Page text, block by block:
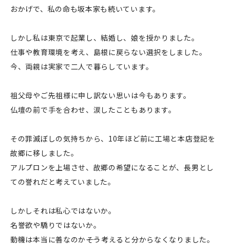
おかげで、私の命も坂本家も続いています。
しかし私は東京で起業し、結婚し、娘を授かりました。
仕事や教育環境を考え、島根に戻らない選択をしました。
今、両親は実家で二人で暮らしています。
祖父母やご先祖様に申し訳ない思いは今もあります。
仏壇の前で手を合わせ、涙したこともあります。
その罪滅ぼしの気持ちから、10年ほど前に工場と本店登記を
故郷に移しました。
アルプロンを上場させ、故郷の希望になることが、長男とし
ての誉れだと考えていました。
しかしそれは私心ではないか。
名誉欲や驕りではないか。
動機は本当に善なのか――そう考えると分からなくなりました。